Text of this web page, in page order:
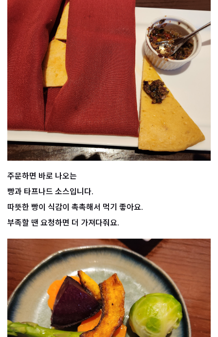
주문하면 바로 나오는
빵과 타프나드 소스입니다.
따뜻한 빵이 식감이 촉촉해서 먹기 좋아요.
부족할 땐 요청하면 더 가져다줘요.